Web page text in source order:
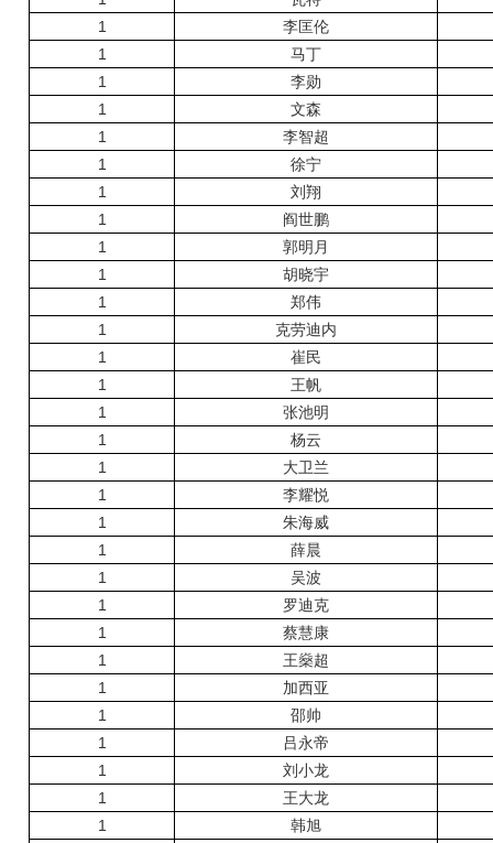
1
李匡伦
1
马丁
1
李勋
1
文森
1
李智超
1
徐宁
1
刘翔
1
阎世鹏
1
郭明月
1
胡晓宇
1
郑伟
1
克劳迪内
1
崔民
1
王帆
1
张池明
1
杨云
1
大卫兰
1
李耀悦
1
朱海威
1
薛晨
1
吴波
1
罗迪克
1
蔡慧康
1
王燊超
1
加西亚
1
邵帅
1
吕永帝
1
刘小龙
1
王大龙
1
韩旭